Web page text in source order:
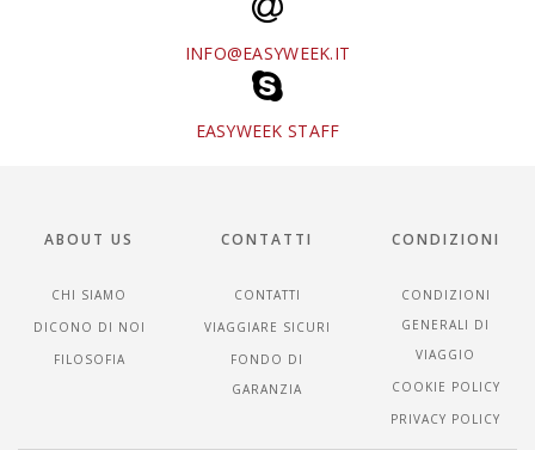
INFO@EASYWEEK.IT
EASYWEEK STAFF
ABOUT US
CHI SIAMO
DICONO DI NOI
FILOSOFIA
CONTATTI
CONTATTI
VIAGGIARE SICURI
FONDO DI
GARANZIA
CONDIZIONI
CONDIZIONI
GENERALI DI
VIAGGIO
COOKIE POLICY
PRIVACY POLICY